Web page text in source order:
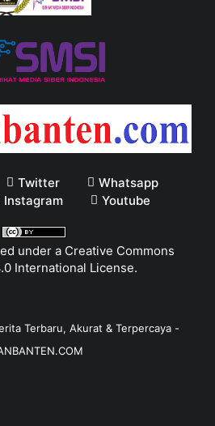
Twitter
Whatsapp
Instagram Youtube
under a Creative Commons
International License.
Terbaru, Akurat & Terpercaya -